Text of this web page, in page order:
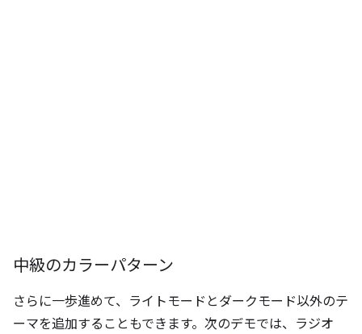
中級のカラーパターン
さらに一歩進めて、ライトモードとダークモード以外のテ
ーマを追加することもできます。次のデモでは、ラジオ